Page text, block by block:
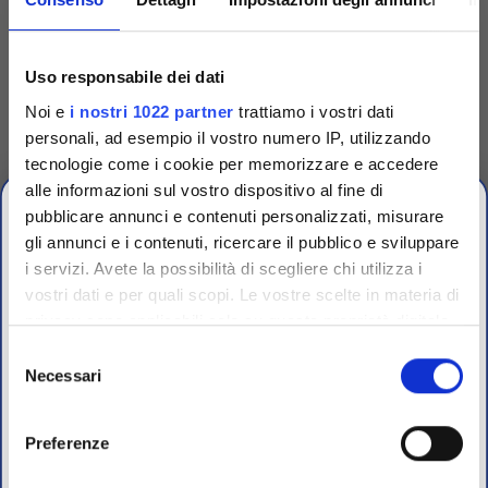
Uso responsabile dei dati
Noi e i nostri 1022 partner trattiamo i vostri dati
personali, ad esempio il vostro numero IP, utilizzando
tecnologie come i cookie per memorizzare e accedere
alle informazioni sul vostro dispositivo al fine di
pubblicare annunci e contenuti personalizzati, misurare
gli annunci e i contenuti, ricercare il pubblico e sviluppare
i servizi. Avete la possibilità di scegliere chi utilizza i
vostri dati e per quali scopi. Le vostre scelte in materia di
privacy sono applicabili solo su questa proprietà digitale
modificare o revocare il proprio consenso in qualsiasi
momento dalla Dichiarazione sui cookie o facendo clic
delNecessari
Preferenze
CodiceTRG90001
dischetti
Dispenser singolo in plastica
per espellere uno a uno i
dischetti dalle cartucce.
Accedi Per visualizzare
prezzi e schede tecniche
CHIUSURA